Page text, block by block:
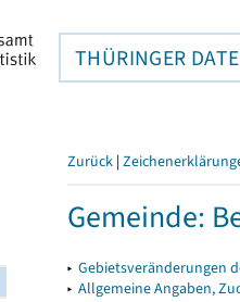
THÜRINGER
Zurück |
Gemeinde:
▸ Gebietsveränderungen
▸ Allgemeine Angaben,